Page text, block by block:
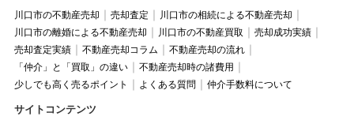
川口市の不動産売却 売却査定
川口市の相続による不動産売却
川口市の離婚による不動産売却
川口市の不動産買取
売却成功実績
売却査定実績
不動産売却コラム
不動産売却の流れ
「仲介」と「買取」の違い
不動産売却時の諸費用
少しでも高く売るポイント
よくある質問 仲介手数料について
サイトコンテンツ